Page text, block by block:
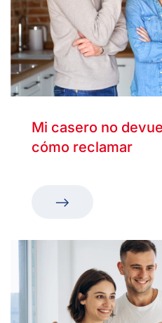
Mi casero no
cómo reclamar